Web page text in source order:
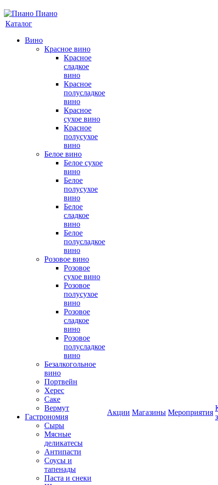
Каталог
Вино
Красное вино
Красное
сладкое
вино
Красное
полусладкое
вино
Красное
сухое вино
Красное
полусухое
вино
Белое вино
Белое сухое
вино
Белое
полусухое
вино
Белое
сладкое
вино
Белое
полусладкое
вино
Розовое вино
Розовое
сухое вино
Розовое
полусухое
вино
Розовое
сладкое
вино
Розовое
полусладкое
вино
Безалкогольное
вино
Портвейн
Херес
Саке
Вермут
Гастрономия
Сыры
Мясные
деликатесы
Антипасти
Соусы и
тапенады
Паста и снеки
Акции Магазины Мероприятия